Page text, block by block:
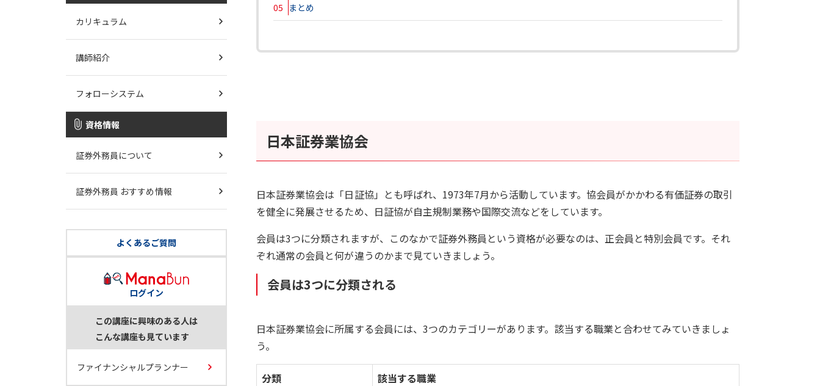
05 まとめ
日本証券業協会
日本証券業協会は「日証協」とも呼ばれ、1973年7月から活動しています。協会員がかかわる有価証券の取引
を健全に発展させるため、日証協が自主規制業務や国際交流などをしています。
会員は3つに分類されますが、このなかで証券外務員という資格が必要なのは、正会員と特別会員です。それ
ぞれ通常の会員と何が違うのかまで見ていきましょう。
会員は3つに分類される
日本証券業協会に所属する会員には、3つのカテゴリーがあります。該当する職業と合わせてみていきましょ
う。
分類
該当する職業
カリキュラム
講師紹介
フォローシステム
資格情報
証券外務員について
証券外務員 おすすめ情報
よくあるご質問
ログイン
この講座に興味のある人は
こんな講座も見ています
ファイナンシャルプランナー